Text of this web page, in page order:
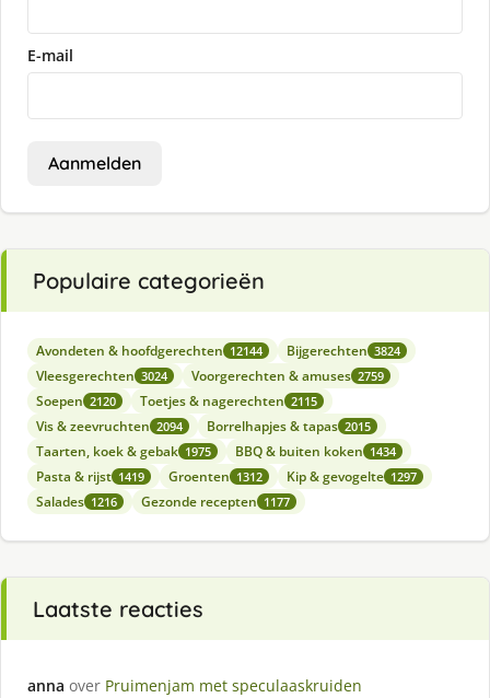
E-mail
Aanmelden
Populaire categorieën
Avondeten & hoofdgerechten 12144 Bijgerechten 3824
Vleesgerechten 3024 Voorgerechten & amuses 2759
Soepen 2120 Toetjes & nagerechten 2115
Vis & zeevruchten 2094 Borrelhapjes & tapas 2015
Taarten, koek & gebak 1975 BBQ & buiten koken 1434
Pasta & rijst 1419 Groenten 1312 Kip & gevogelte 1297
Salades 1216 Gezonde recepten 1177
Laatste reacties
anna over Pruimenjam met speculaaskruiden